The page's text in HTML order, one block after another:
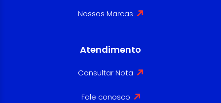
Nossas Marcas
Atendimento
Consultar Nota
Fale conosco